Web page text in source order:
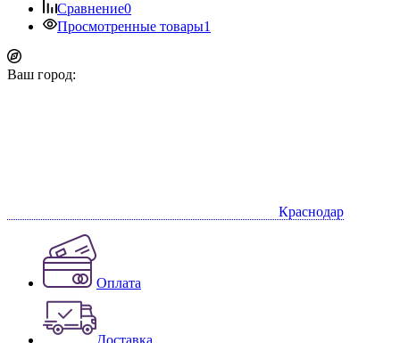
Сравнение0
Просмотренные товары1
Ваш город:
Краснодар
Оплата
Доставка